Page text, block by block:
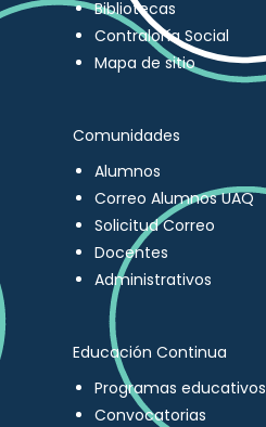
Bibliotecas
Contraloría Social
Mapa de sitio
Comunidades
Alumnos
Correo Alumnos UAQ
Solicitud Correo
Docentes
Administrativos
Educación Continua
Programas educativos
Convocatorias